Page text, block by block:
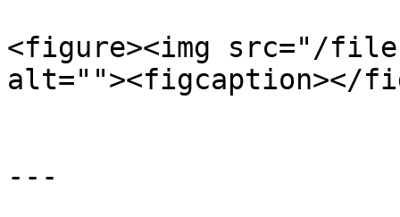
<figure><img src="/files/
alt=""><figcaption></
---